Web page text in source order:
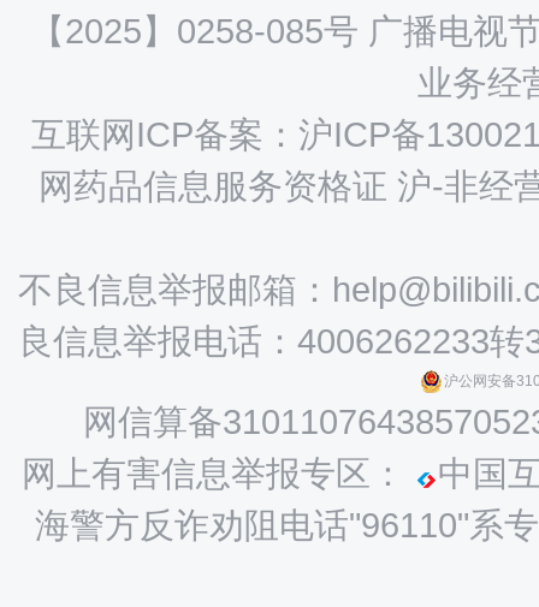
【2025】0258-085号 广播电视
业务经
互联网ICP备案：沪ICP备
网药品信息服务资格证 沪-非经
不良信息举报邮箱：
良信息举报电话：4006262233转
沪公网安备
网信算备
网上有害信息举报专区：
中国
海警方反诈劝阻电话"96110"系